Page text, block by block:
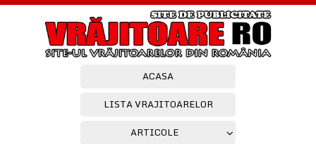
ACASA
LISTA VRAJITOARELOR
ARTICOLE